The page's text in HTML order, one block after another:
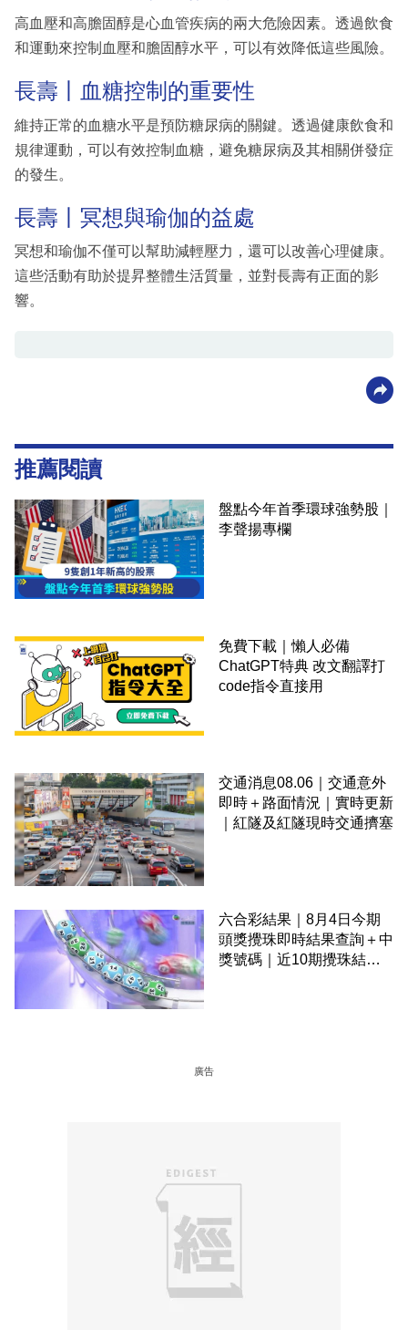
高血壓和高膽固醇是心血管疾病的兩大危險因素。透過飲食
和運動來控制血壓和膽固醇水平，可以有效降低這些風險。
長壽丨血糖控制的重要性
維持正常的血糖水平是預防糖尿病的關鍵。透過健康飲食和
規律運動，可以有效控制血糖，避免糖尿病及其相關併發症
的發生。
長壽丨冥想與瑜伽的益處
冥想和瑜伽不僅可以幫助減輕壓力，還可以改善心理健康。
這些活動有助於提昇整體生活質量，並對長壽有正面的影
響。
推薦閱讀
盤點今年首季環球強勢股｜
李聲揚專欄
免費下載｜懶人必備
ChatGPT特典 改文翻譯打
code指令直接用
交通消息08.06｜交通意外
即時＋路面情況｜實時更新
｜紅隧及紅隧現時交通擠塞
六合彩結果｜8月4日今期
頭獎攪珠即時結果查詢＋中
獎號碼｜近10期攪珠結果
廣告